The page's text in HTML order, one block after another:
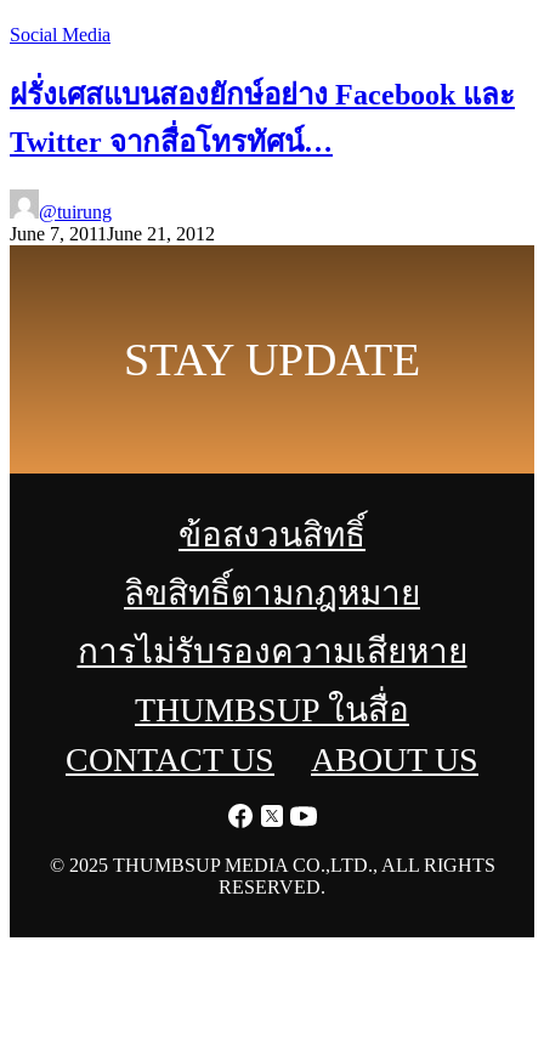
Social Media
ฝรั่งเศสแบนสองยักษ์อย่าง Facebook และ
Twitter จากสื่อโทรทัศน์…
@tuirung
June 7, 2011June 21, 2012
STAY UPDATE
ข้อสงวนสิทธิ์
ลิขสิทธิ์ตามกฎหมาย
การไม่รับรองความเสียหาย
THUMBSUP ในสื่อ
CONTACT US
ABOUT US
© 2025 THUMBSUP MEDIA CO.,LTD., ALL RIGHTS
RESERVED.